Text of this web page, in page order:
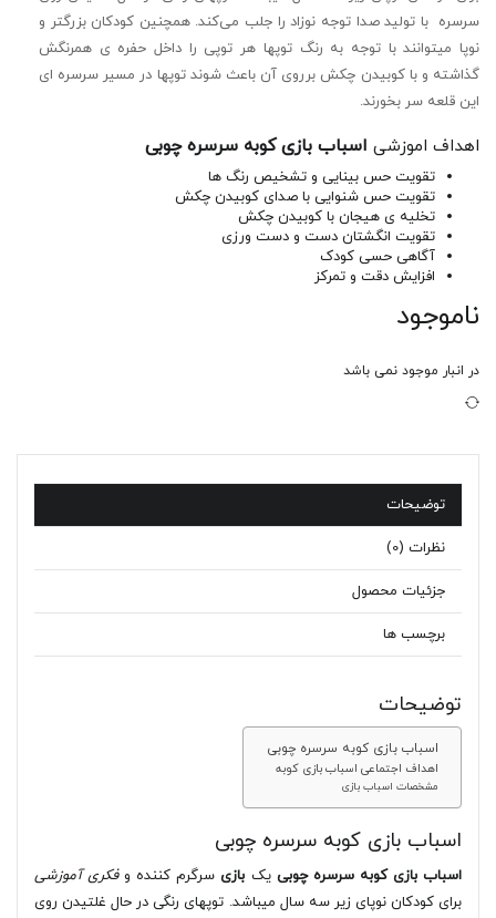
سرسره با تولید صدا توجه نوزاد را جلب می‌کند. همچنین کودکان بزرگتر و
نوپا میتوانند با توجه به رنگ توپها هر توپی را داخل حفره ی همرنگش
گذاشته و با کوبیدن چکش برروی آن باعث شوند توپها در مسیر سرسره ای
این قلعه سر بخورند.
اهداف اموزشی اسباب بازی کوبه سرسره چوبی
تقویت حس بینایی و تشخیص رنگ ها
تقویت حس شنوایی با صدای کوبیدن چکش
تخلیه ی هیجان با کوبیدن چکش
تقویت انگشتان دست و دست ورزی
آگاهی حسی کودک
افزایش دقت و تمرکز
ناموجود
در انبار موجود نمی باشد
توضیحات
نظرات (0)
جزئیات محصول
برچسب ها
توضیحات
اسباب بازی کوبه سرسره چوبی
اهداف اجتماعی اسباب بازی کوبه
مشخصات اسباب بازی
اسباب بازی کوبه سرسره چوبی
اسباب بازی کوبه سرسره چوبی یک بازیسرگرم کننده وفکری آموزشی
برای کودکان نوپای زیر سه سال میباشد. توپهای رنگی در حال غلتیدن روی